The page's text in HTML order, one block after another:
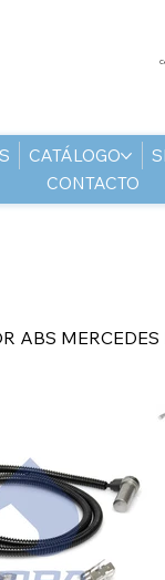
CATÁLOGO
CONTACTO
ABS MERCEDES